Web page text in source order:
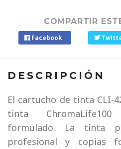
COMPARTIR
Facebook
DESCRIPCIÓN
El cartucho de tinta CLI-
tinta
formulado. La tinta
profesional y copias